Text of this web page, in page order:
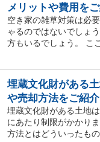
メリットや費用を
空き家の雑草対策は必
ゃるのではないでしょ
方もいるでしょう。 こ
埋蔵文化財がある
や売却方法をご紹介
埋蔵文化財がある土地
にあたり制限がかかり
方法とはどういったも